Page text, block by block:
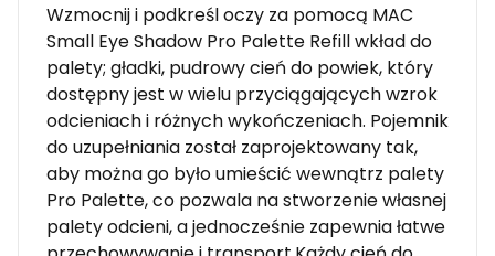
Wzmocnij i podkreśl oczy za pomocą MAC
Small Eye Shadow Pro Palette Refill wkład do
palety; gładki, pudrowy cień do powiek, który
dostępny jest w wielu przyciągających wzrok
odcieniach i różnych wykończeniach. Pojemnik
do uzupełniania został zaprojektowany tak,
aby można go było umieścić wewnątrz palety
Pro Palette, co pozwala na stworzenie własnej
palety odcieni, a jednocześnie zapewnia łatwe